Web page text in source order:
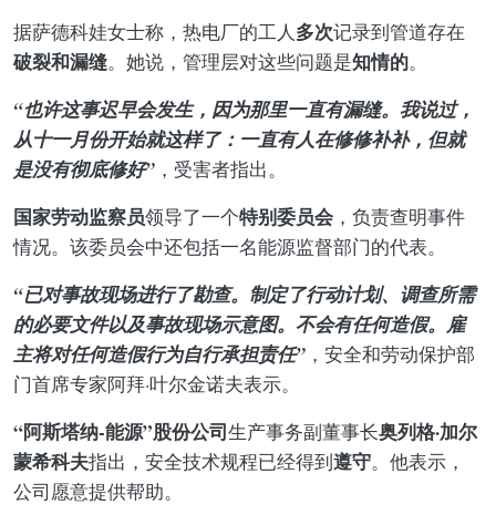
据萨德科娃女士称，热电厂的工人多次记录到管道存在
破裂和漏缝。她说，管理层对这些问题是知情的。
“也许这事迟早会发生，因为那里一直有漏缝。我说过，
从十一月份开始就这样了：一直有人在修修补补，但就
是没有彻底修好” ，受害者指出。
国家劳动监察员领导了一个特别委员会 ，负责查明事件
情况。该委员会中还包括一名能源监督部门的代表。
“已对事故现场进行了勘查。制定了行动计划、调查所需
的必要文件以及事故现场示意图。不会有任何造假。雇
主将对任何造假行为自行承担责任” ，安全和劳动保护部
门首席专家阿拜·叶尔金诺夫表示。
“阿斯塔纳-能源”股份公司生产事务副董事长奥列格·加尔
蒙希科夫指出，安全技术规程已经得到遵守。他表示，
公司愿意提供帮助。